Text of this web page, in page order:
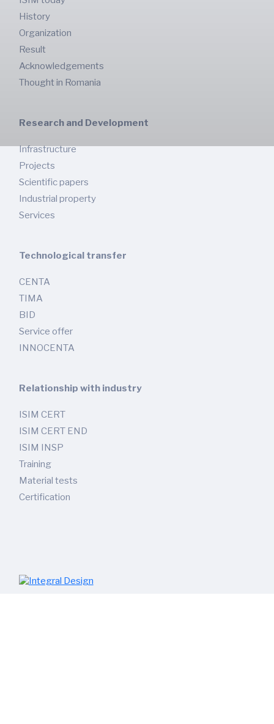
History
Organization
Result
Acknowledgements
Thought in Romania
Research and Development
Infrastructure
Projects
Scientific papers
Industrial property
Services
Technological transfer
CENTA
TIMA
BID
Service offer
INNOCENTA
Relationship with industry
ISIM CERT
ISIM CERT END
ISIM INSP
Training
Material tests
Certification